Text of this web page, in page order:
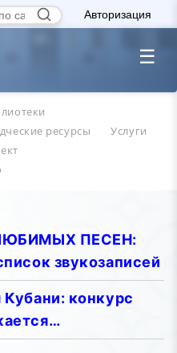
Авторизация
☰
ресурсы
Услуги
ПЕСЕН:
звукозаписей
конкурс